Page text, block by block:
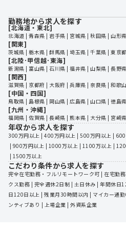
勤務地から求人を探す
[北海道・東北]
北海道 | 青森県 | 岩手県 | 宮城県 | 秋田県 | 山形県
[関東]
茨城県 | 栃木県 | 群馬県 | 埼玉県 | 千葉県 | 東京都
[北陸･甲信越･東海]
新潟県 | 富山県 | 石川県 | 福井県 | 山梨県 | 長野県
[関西]
滋賀県 | 京都府 | 大阪府 | 兵庫県 | 奈良県 | 和歌
[中国・四国]
鳥取県 | 島根県 | 岡山県 | 広島県 | 山口県 | 徳島県
[九州・沖縄]
福岡県 | 佐賀県 | 長崎県 | 熊本県 | 大分県 | 宮崎県
年収から求人を探す
300万円以上 | 400万円以上 | 500万円以上 |
| 900万円以上 | 1000万以上 | 1100万以上 |
| 1500万以上
こだわり条件から求人を探す
完全在宅勤務・フルリモートワーク可 | 在宅勤
クス勤務 | 完全週休2日制 | 土日休み | 年間休日
日120日以上 | 残業月30時間以内 | マイカー通
ンティブあり | 上場企業 | 外資系企業